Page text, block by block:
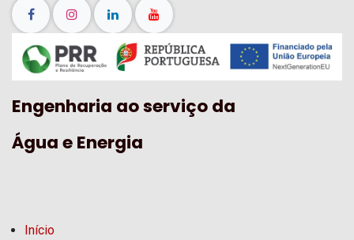
Engenharia ao serviço da
Água e Energia
Início